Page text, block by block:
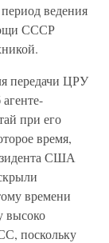
ведения
СССР
передачи ЦРУ
при его
время,
США
времени
высоко
поскольку